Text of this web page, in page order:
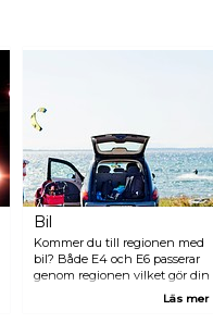
Bil
Kommer du till regionen med
bil? Både E4 och E6 passerar
genom regionen vilket gör din
körning enkel och bekväm.Läs mer